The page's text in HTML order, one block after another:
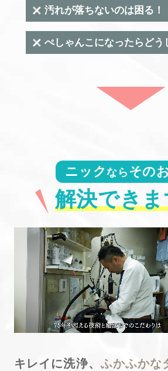
汚れが落ちないのは困る！
ぺしゃんこになったらどう
ニックなら その
解決できま
キレイに洗浄、 ふかふかな